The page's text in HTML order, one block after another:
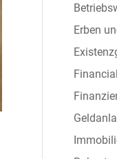
Erben